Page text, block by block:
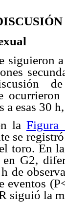
siguieron
a esas 30
la Figura
se
toro. En
G2,
de
eventos
siguió la